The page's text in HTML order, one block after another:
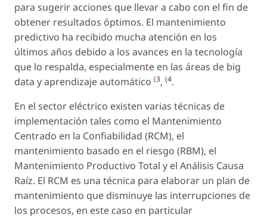
para sugerir acciones que llevar a cabo con el fin de
obtener resultados óptimos. El mantenimiento
predictivo ha recibido mucha atención en los
últimos años debido a los avances en la tecnología
que lo respalda, especialmente en las áreas de big
data y aprendizaje automático (3, (4.
En el sector eléctrico existen varias técnicas de
implementación tales como el Mantenimiento
Centrado en la Confiabilidad (RCM), el
mantenimiento basado en el riesgo (RBM), el
Mantenimiento Productivo Total y el Análisis Causa
Raíz. El RCM es una técnica para elaborar un plan de
mantenimiento que disminuye las interrupciones de
los procesos, en este caso en particular